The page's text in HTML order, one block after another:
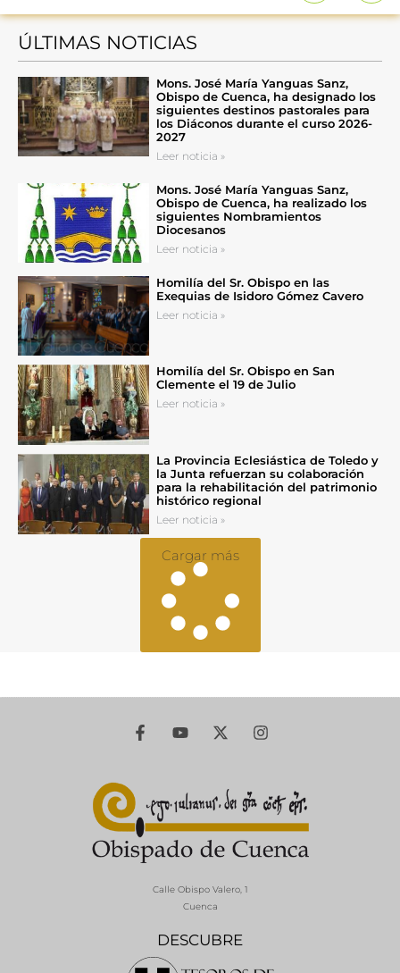
ÚLTIMAS NOTICIAS
Mons. José María Yanguas Sanz,
Obispo de Cuenca, ha designado los
siguientes destinos pastorales para
los Diáconos durante el curso 2026-
2027
Leer noticia »
Mons. José María Yanguas Sanz,
Obispo de Cuenca, ha realizado los
siguientes Nombramientos
Diocesanos
Leer noticia »
Homilía del Sr. Obispo en las
Exequias de Isidoro Gómez Cavero
Leer noticia »
Homilía del Sr. Obispo en San
Clemente el 19 de Julio
Leer noticia »
La Provincia Eclesiástica de Toledo y
la Junta refuerzan su colaboración
para la rehabilitación del patrimonio
histórico regional
Leer noticia »
Cargar más
DESCUBRE
Calle Obispo Valero, 1
Cuenca